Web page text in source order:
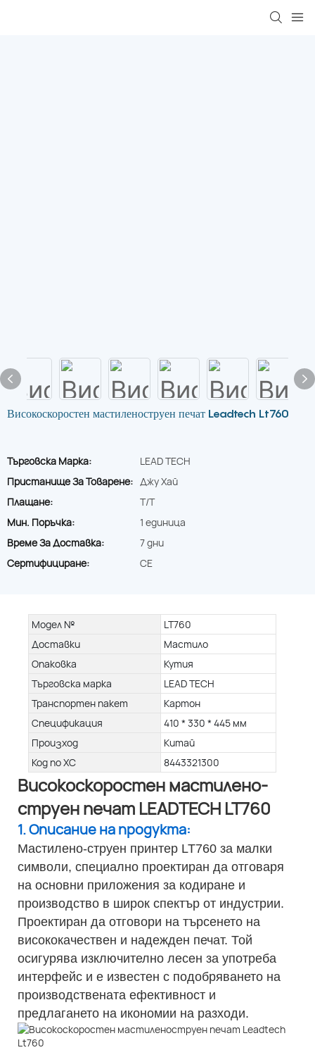
Високоскоростен мастиленоструен печат Leadtech Lt760
Търговска Марка:
LEAD TECH
Пристанище За Товарене: Джу Хай
Плащане:
T/T
Мин. Поръчка:
1 единица
Време За Доставка:
7 дни
Сертифициране:
CE
Модел №
LT760
Доставки
Мастило
Опаковка
Кутия
Търговска марка
LEAD TECH
Транспортен пакет
Картон
Спецификация
410 * 330 * 445 мм
Произход
Китай
Код по ХС
8443321300
Високоскоростен мастилено-
струен печат LEADTECH LT760
1. Описание на продукта:
Мастилено-струен принтер LT760 за малки
символи, специално проектиран да отговаря
на основни приложения за кодиране и
производство в широк спектър от индустрии.
Проектиран да отговори на търсенето на
висококачествен и надежден печат. Той
осигурява изключително лесен за употреба
интерфейс и е известен с подобряването на
производствената ефективност и
предлагането на икономии на разходи.